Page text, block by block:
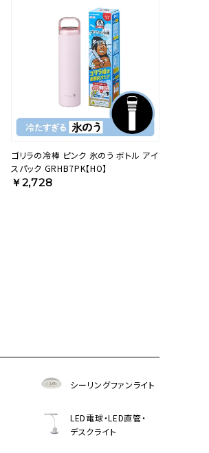
ゴリラの冷棒 ピンク 氷のう ボトル アイ
スパック GRHB7PK【HO】
￥2,728
シーリングファンライト
LED電球・LED直管・
デスクライト